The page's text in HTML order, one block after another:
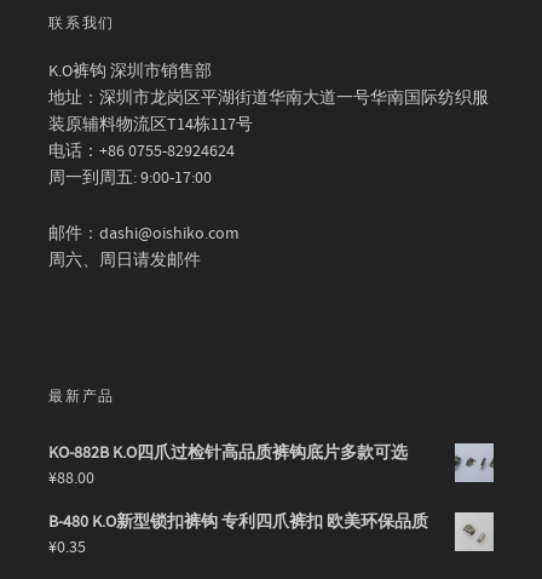
联系我们
K.O裤钩 深圳市销售部
地址：深圳市龙岗区平湖街道华南大道一号华南国际纺织服
装原辅料物流区T14栋117号
电话：+86 0755-82924624
周一到周五: 9:00-17:00
邮件：dashi@oishiko.com
周六、周日请发邮件
最新产品
KO-882B K.O四爪过检针高品质裤钩底片多款可选
¥88.00
B-480 K.O新型锁扣裤钩 专利四爪裤扣 欧美环保品质
¥0.35